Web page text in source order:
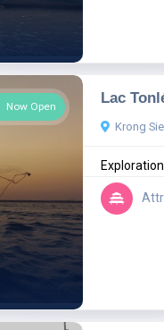
Now Open Lac
Krong